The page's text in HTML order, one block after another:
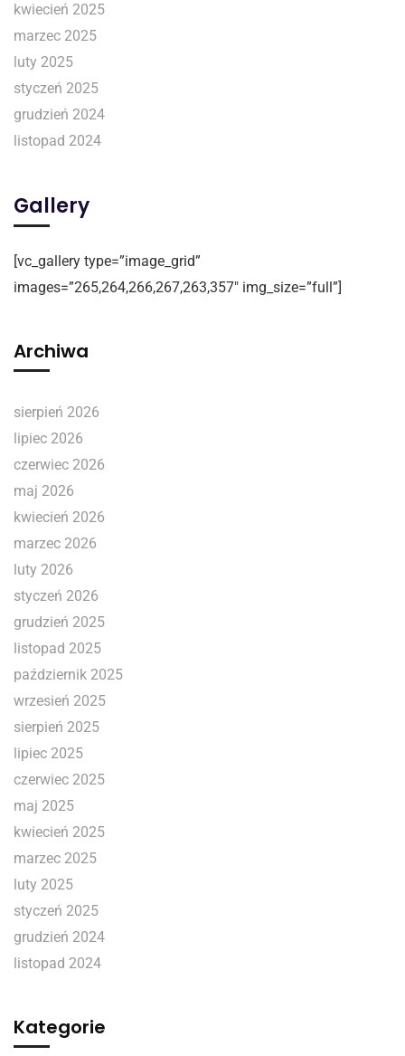
kwiecień 2025
marzec 2025
luty 2025
styczeń 2025
grudzień 2024
listopad 2024
Gallery
[vc_gallery type=”image_grid”
images=”265,264,266,267,263,357″ img_size=”full”]
Archiwa
sierpień 2026
lipiec 2026
czerwiec 2026
maj 2026
kwiecień 2026
marzec 2026
luty 2026
styczeń 2026
grudzień 2025
listopad 2025
październik 2025
wrzesień 2025
sierpień 2025
lipiec 2025
czerwiec 2025
maj 2025
kwiecień 2025
marzec 2025
luty 2025
styczeń 2025
grudzień 2024
listopad 2024
Kategorie